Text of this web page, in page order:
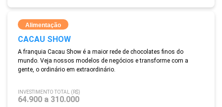
Alimentação
CACAU SHOW
A franquia Cacau Show é a maior rede de chocolates finos do
mundo. Veja nossos modelos de negócios e transforme com a
gente, o ordinário em extraordinário.
INVESTIMENTO TOTAL (R$)
64.900 a 310.000